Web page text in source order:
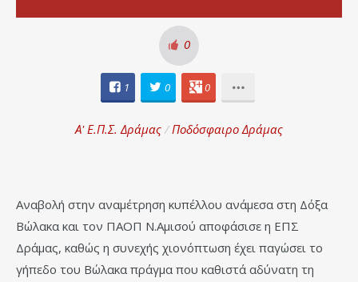
0
1 0 0
Α' Ε.Π.Σ. Δράμας /Ποδόσφαιρο Δράμας
Αναβολή στην αναμέτρηση κυπέλλου ανάμεσα στη Δόξα
Βώλακα και τον ΠΑΟΠ Ν.Αμισού αποφάσισε η ΕΠΣ
Δράμας, καθώς η συνεχής χιονόπτωση έχει παγώσει το
γήπεδο του Βώλακα πράγμα που καθιστά αδύνατη τη